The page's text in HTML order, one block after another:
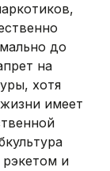
до
на
хотя
имеет
и